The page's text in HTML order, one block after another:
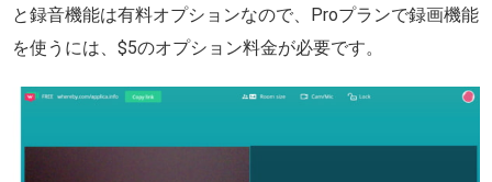
と録音機能は有料オプションなので、Proプランで録画機能
を使うには、$5のオプション料金が必要です。